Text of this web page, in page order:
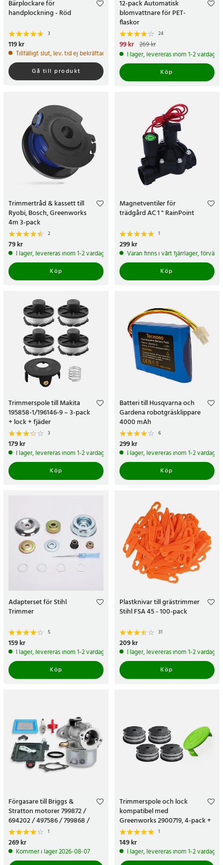
Bärplockare för
handplockning - Röd
3
Pris:119 kr
119 kr
Tillfälligt slut, lev. tid ej bekräftad.
Gå till produkt
12-pack Automatisk
blomvattnare för PET-
flaskor
24
Nuvarande pris
pris:269 kr
99 kr 269 kr
I lager, levereras inom 1-2 vardagar
Köp
Trimmertråd & kassett till
Ryobi, Bosch, Greenworks
4m 3-pack
2
Pris:
79 kr
I lager, levereras inom 1-2 vardagar
Köp
Magnetventiler för
trädgård AC 1 " RainPoint
1
Pris:299 kr
299 kr
Varan finns i vårt fjärrlager,
Köp
Trimmerspole till Makita
195858-1/196146-9 – 3-pack
+ lock + fjäder
3
Pris:179 kr
179 kr
I lager, levereras inom 1-2 vardagar
Köp
Batteri till Husqvarna och
Gardena robotgräsklippare
4000 mAh
6
Pris:299 kr
299 kr
I lager, levereras inom 1-2 vardagar
Köp
Adapterset för Stihl
Trimmer
5
Pris:159 kr
159 kr
I lager, levereras inom 1-2 vardagar
Köp
Plastknivar till grästrimmer
Stihl FSA 45 - 100-pack
31
Pris:209 kr
209 kr
I lager, levereras inom 1-2 vardagar
Köp
Förgasare till Briggs &
Stratton motorer 799872 /
694202 / 497586 / 799868 /
498170
1
Pris:269 kr
269 kr
Kommer i lager 2026-08-07
Trimmerspole och lock
kompatibel med
Greenworks 2900719, 4-pack +
1 lock
1
Pris:149 kr
149 kr
I lager, levereras inom 1-2 vardagar